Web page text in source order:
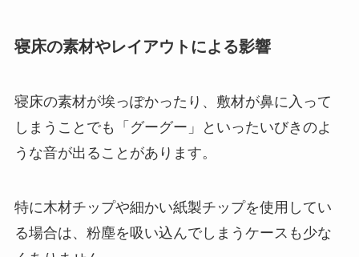
寝床の素材やレイアウトによる影響
寝床の素材が埃っぽかったり、敷材が鼻に入って
しまうことでも「グーグー」といったいびきのよ
うな音が出ることがあります。
特に木材チップや細かい紙製チップを使用してい
る場合は、粉塵を吸い込んでしまうケースも少な